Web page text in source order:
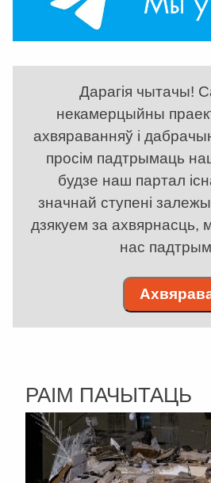
Дарагія чытачы!
некамерцыйны
ахвяраванняў і
просім падтрымаць
будзе наш партал
значнай ступені
дзякуем за ахвярнасць,
нас
РАІМ ПАЧЫТАЦЬ